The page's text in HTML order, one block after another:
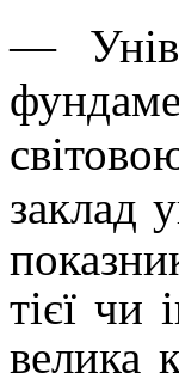
—
заклад
тієї чи
велика